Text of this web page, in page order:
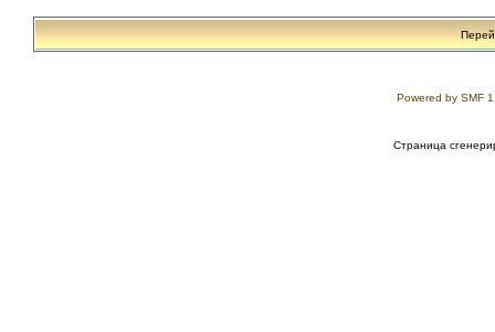
Powered by SMF
Страница